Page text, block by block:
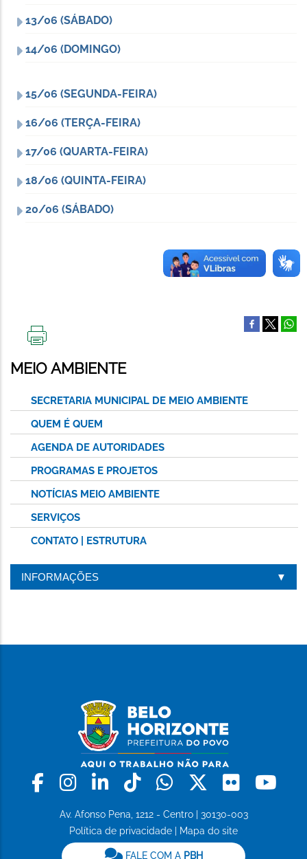
13/06 (SÁBADO)
14/06 (DOMINGO)
15/06 (SEGUNDA-FEIRA)
16/06 (TERÇA-FEIRA)
17/06 (QUARTA-FEIRA)
18/06 (QUINTA-FEIRA)
20/06 (SÁBADO)
ESTA
PÁGINA
MEIO AMBIENTE
SECRETARIA MUNICIPAL DE MEIO AMBIENTE
QUEM É QUEM
AGENDA DE AUTORIDADES
PROGRAMAS E PROJETOS
NOTÍCIAS MEIO AMBIENTE
SERVIÇOS
CONTATO | ESTRUTURA
INFORMAÇÕES
Facebook
Instagram
LinkedinTiktokWhatsapp
X Flickr
Av. Afonso Pena, 1212 - Centro | 30130-003
Política de privacidade
Mapa do site
FALE COM A PBH